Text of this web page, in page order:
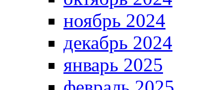
ноябрь 2024
декабрь 2024
январь 2025